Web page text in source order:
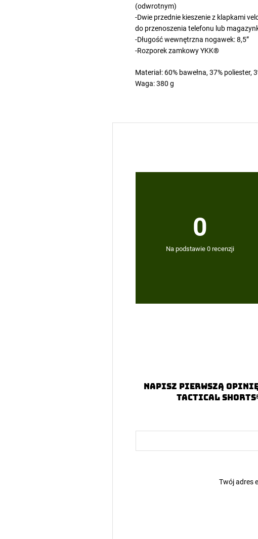
(odwrotnym)
-Dwie przednie kieszenie z klapkami
do przenoszenia telefonu lub
-Długość wewnętrzna nogawek: 8,5”
-Rozporek zamkowy YKK®
Materiał: 60% bawełna, 37% poliester,
Waga: 380 g
0
Na podstawie 0 recenzji
Napisz pierwszą
Tactical
Twój adres